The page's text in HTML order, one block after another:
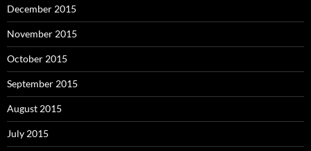
December 2015
November 2015
October 2015
September 2015
August 2015
July 2015